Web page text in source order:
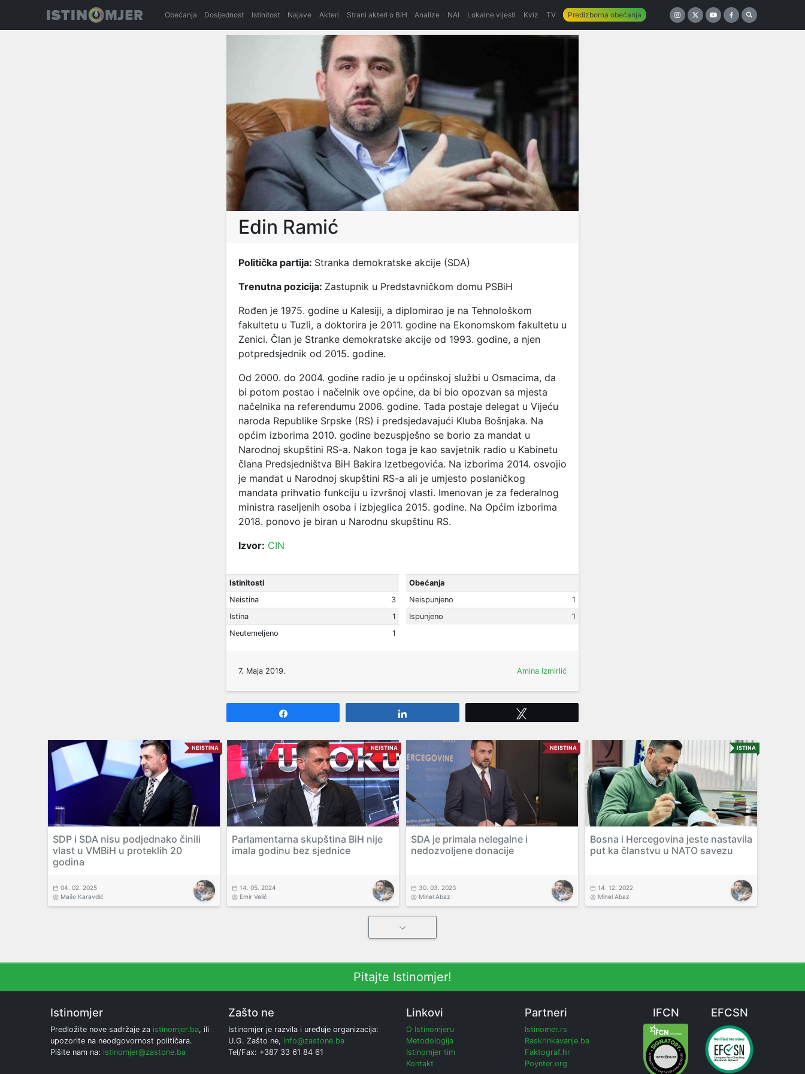
Obećanja Dosljednost Istinitost Najave Akteri Strani akteri o BiH Analize NAI Lokalne vijesti Kviz TV Predizborna obećanja
Edin Ramić
Politička partija: Stranka demokratske akcije (SDA)
Trenutna pozicija: Zastupnik u Predstavničkom domu PSBiH
Rođen je 1975. godine u Kalesiji, a diplomirao je na Tehnološkom
fakultetu u Tuzli, a doktorira je 2011. godine na Ekonomskom fakultetu u
Zenici. Član je Stranke demokratske akcije od 1993. godine, a njen
potpredsjednik od 2015. godine.
Od 2000. do 2004. godine radio je u općinskoj službi u Osmacima, da
bi potom postao i načelnik ove općine, da bi bio opozvan sa mjesta
načelnika na referendumu 2006. godine. Tada postaje delegat u Vijeću
naroda Republike Srpske (RS) i predsjedavajući Kluba Bošnjaka. Na
općim izborima 2010. godine bezuspješno se borio za mandat u
Narodnoj skupštini RS-a. Nakon toga je kao savjetnik radio u Kabinetu
člana Predsjedništva BiH Bakira Izetbegovića. Na izborima 2014. osvojio
je mandat u Narodnoj skupštini RS-a ali je umjesto poslaničkog
mandata prihvatio funkciju u izvršnoj vlasti. Imenovan je za federalnog
ministra raseljenih osoba i izbjeglica 2015. godine. Na Općim izborima
2018. ponovo je biran u Narodnu skupštinu RS.
Izvor: CIN
Istinitosti
Neistina
3
Istina
1
Neutemeljeno
1
Obećanja
Neispunjeno
1
Ispunjeno
1
7. Maja 2019. Amina Izmirlić
NEISTINA
SDP i SDA nisu podjednako činili
vlast u VMBiH u proteklih 20
godina
04. 02. 2025
Mašo Karavdić
NEISTINA
Parlamentarna skupština BiH nije
imala godinu bez sjednice
14. 05. 2024
Emir Velić
NEISTINA
SDA je primala nelegalne i
nedozvoljene donacije
30. 03. 2023
Minel Abaz
ISTINA
Bosna i Hercegovina jeste nastavila
put ka članstvu u NATO savezu
14. 12. 2022
Minel Abaz
Pitajte Istinomjer!
Istinomjer
Predložite nove sadržaje za istinomjer.ba, ili
upozorite na neodgovornost političara.
Pišite nam na: istinomjer@zastone.ba
Zašto ne
Istinomjer je razvila i uređuje organizacija:
U.G. Zašto ne, info@zastone.ba
Tel/Fax: +387 33 61 84 61
Linkovi
O Istinomjeru
Metodologija
Istinomjer tim
Kontakt
Partneri
Istinomer.rs
Raskrinkavanje.ba
Faktograf.hr
Poynter.org
IFCN EFCSN